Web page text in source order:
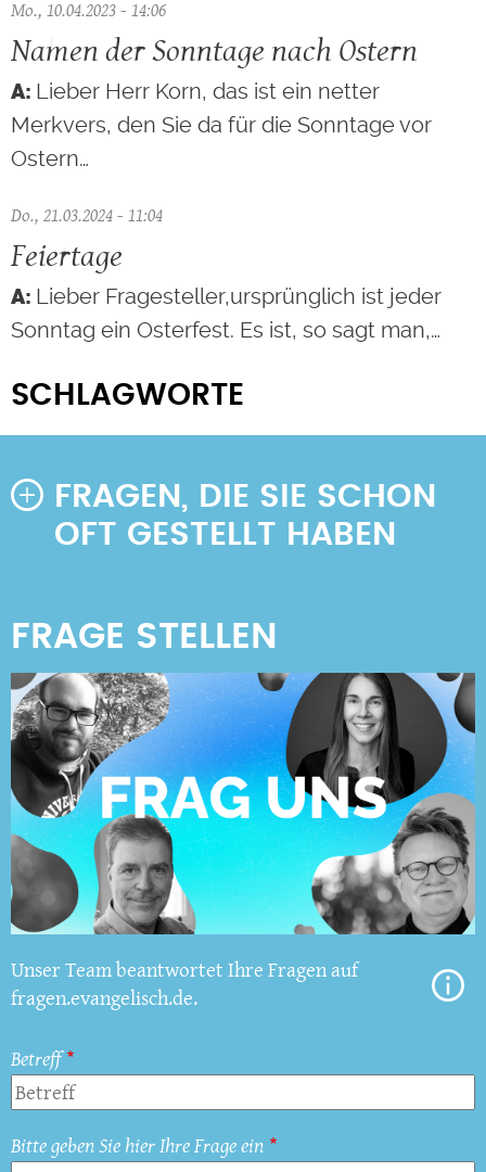
Mo., 10.04.2023 - 14:06
Namen der Sonntage nach Ostern
Lieber Herr Korn, das ist ein netter
Merkvers, den Sie da für die Sonntage vor
Ostern…
Do., 21.03.2024 - 11:04
Feiertage
Lieber Fragesteller,ursprünglich ist jeder
Sonntag ein Osterfest. Es ist, so sagt man,…
SCHLAGWORTE
FRAGEN, DIE SIE SCHON
OFT GESTELLT HABEN
Unser Team beantwortet Ihre Fragen auf
fragen.evangelisch.de.
Betreff
Bitte geben Sie hier Ihre Frage ein